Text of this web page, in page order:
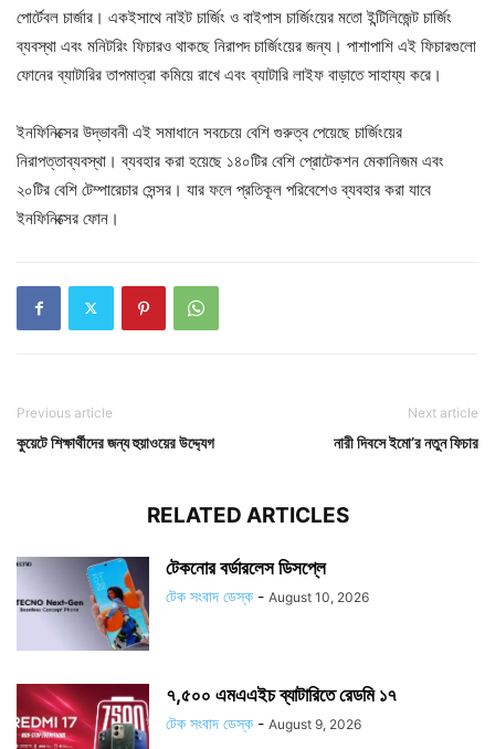
পোর্টেবল চার্জার। একইসাথে নাইট চার্জিং ও বাইপাস চার্জিংয়ের মতো ইন্টিলিজেন্ট চার্জিং
ব্যবস্থা এবং মনিটরিং ফিচারও থাকছে নিরাপদ চার্জিংয়ের জন্য। পাশাপাশি এই ফিচারগুলো
ফোনের ব্যাটারির তাপমাত্রা কমিয়ে রাখে এবং ব্যাটারি লাইফ বাড়াতে সাহায্য করে।
ইনফিনিক্সের উদ্ভাবনী এই সমাধানে সবচেয়ে বেশি গুরুত্ব পেয়েছে চার্জিংয়ের
নিরাপত্তাব্যবস্থা। ব্যবহার করা হয়েছে ১৪০টির বেশি প্রোটেকশন মেকানিজম এবং
২০টির বেশি টেম্পারেচার সেন্সর। যার ফলে প্রতিকূল পরিবেশেও ব্যবহার করা যাবে
ইনফিনিক্সের ফোন।
Previous article
কুয়েটে শিক্ষার্থীদের জন্য হুয়াওয়ের উদ্দ্যেগ
Next article
নারী দিবসে ইমো’র নতুন ফিচার
RELATED ARTICLES
টেকনোর বর্ডারলেস ডিসপ্লে
টেক সংবাদ ডেস্ক - August 10, 2026
৭,৫০০ এমএএইচ ব্যাটারিতে রেডমি ১৭
টেক সংবাদ ডেস্ক - August 9, 2026